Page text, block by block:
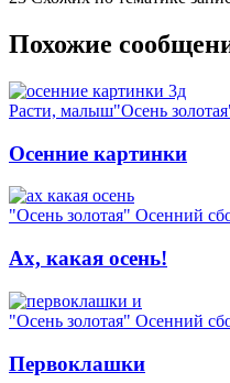
Похожие
Расти, малыш"Осень
Осенние картинки
"Осень золотая" Осенний
Ах, какая осень!
"Осень золотая" Осенний
Первоклашки